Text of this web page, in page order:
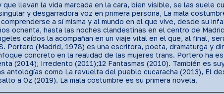
llevan la vida marcada en la cara, bien visible, se las suele
y desgarradora voz en primera persona, La mala
a sí misma y al mundo en el que vive, desde su
ochenta, hasta las noches clandestinas en el centro de
caídos la acompañan en un viaje vital en el que, al final,
Portero (Madrid, 1978) es una escritora, poeta, dramaturga y
concreto en la realidad de las mujeres trans. Portero ha
(2014); Irredento (2011);12 Fantasmas (2010). También es
antologías como La revuelta del pueblo cucaracha (2013), El
a Oz (2019). La mala costumbre es su primera novela.